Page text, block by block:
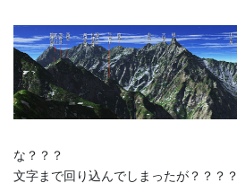
な？？？
文字まで回り込んでしまったが？？？？